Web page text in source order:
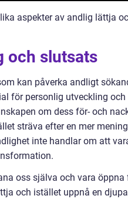
aspekter av andlig lättja
och slutsats
kan påverka andligt
för personlig utveckling
om dess för- och
sträva efter en mer
inte handlar om att
oss själva och vara
och istället uppnå en